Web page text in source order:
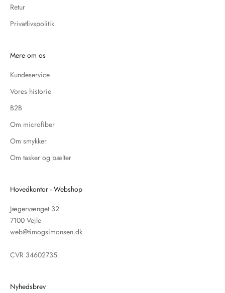
Retur
Privatlivspolitik
Mere om os
Kundeservice
Vores historie
B2B
Om microfiber
Om smykker
Om tasker og bælter
Hovedkontor - Webshop
Jægervænget 32
7100 Vejle
web@timogsimonsen.dk
CVR 34602735
Nyhedsbrev